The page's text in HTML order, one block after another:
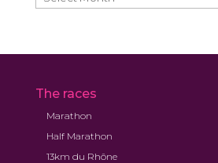
mensuelles
The races
Marathon
Half Marathon
13km du Rhône